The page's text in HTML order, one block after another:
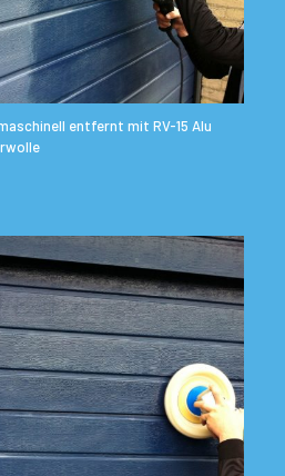
entfernt mit RV-15 Alu